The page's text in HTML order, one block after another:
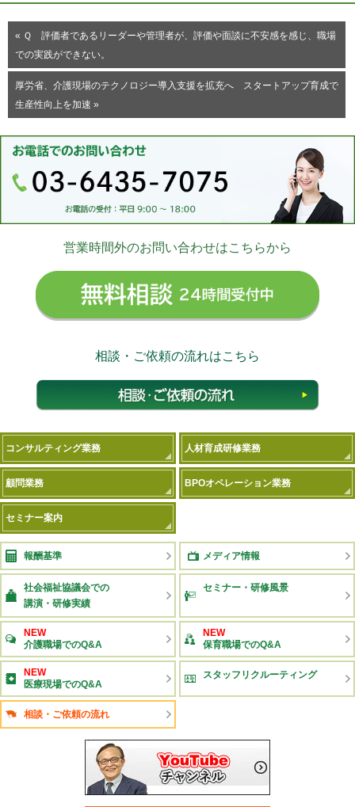
« Ｑ 評価者であるリーダーや管理者が、評価や面談に不安感を感じ、職場
での実践ができない。
厚労省、介護現場のテクノロジー導入支援を拡充へ スタートアップ育成で
生産性向上を加速 »
営業時間外のお問い合わせはこちらから
相談・ご依頼の流れはこちら
コンサルティング業務 人材育成研修業務
顧問業務 BPOオペレーション業務
セミナー案内
報酬基準 メディア情報
社会福祉協議会での
講演・研修実績
セミナー・研修風景
NEW
介護職場でのQ&A
NEW
保育職場でのQ&A
NEW
医療現場でのQ&A
スタッフリクルーティング
相談・ご依頼の流れ